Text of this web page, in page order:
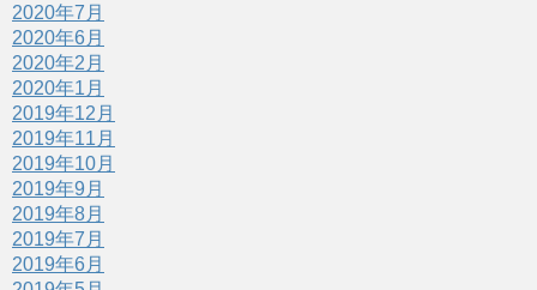
2020年7月
2020年6月
2020年2月
2020年1月
2019年12月
2019年11月
2019年10月
2019年9月
2019年8月
2019年7月
2019年6月